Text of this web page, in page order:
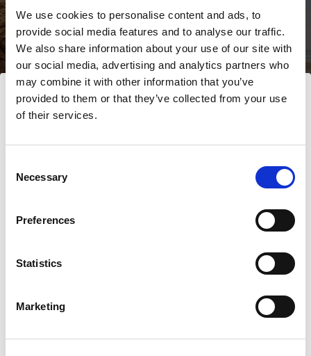
We use cookies to personalise content and ads, to
provide social media features and to analyse our traffic.
We also share information about your use of our site with
our social media, advertising and analytics partners who
may combine it with other information that you’ve
provided to them or that they’ve collected from your use
of their services.
Selection
Necessary
Preferences
Statistics
Marketing
United Kingdom
Sprache
Alle Produkte ansehen